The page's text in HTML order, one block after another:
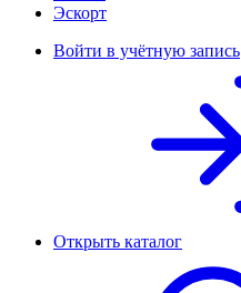
Эскорт
Войти в учётную запись
Открыть каталог